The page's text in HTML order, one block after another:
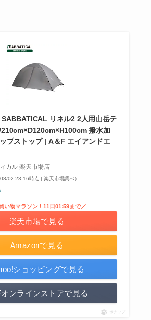
リネル2 2人用山岳テ
撥水加
プストップ | A＆F エイアンドエ
カル 楽天市場店
08/02 23:16時点 | 楽天市場調べ）
Amazonで見る
い物マラソン！11日01:59まで／
楽天市場で見る
ショッピングで見る
ンラインストアで見る
ポチップ